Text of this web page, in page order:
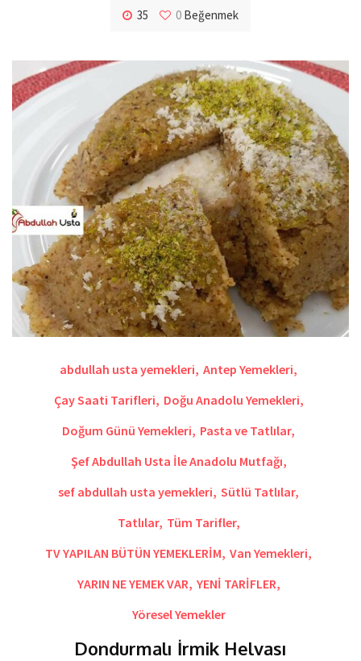
35 0 Beğenmek
abdullah usta yemekleri, Antep Yemekleri,
Çay Saati Tarifleri, Doğu Anadolu Yemekleri,
Doğum Günü Yemekleri, Pasta ve Tatlılar,
Şef Abdullah Usta İle Anadolu Mutfağı,
sef abdullah usta yemekleri, Sütlü Tatlılar,
Tatlılar, Tüm Tarifler,
TV YAPILAN BÜTÜN YEMEKLERİM, Van Yemekleri,
YARIN NE YEMEK VAR, YENİ TARİFLER,
Yöresel Yemekler
Dondurmalı İrmik Helvası